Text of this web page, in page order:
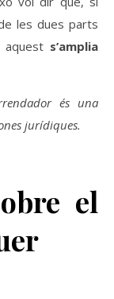
les dues parts
aquest s’amplia
és una
jurídiques.
el